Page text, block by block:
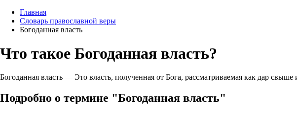
Главная
Словарь православной веры
Богоданная власть
Что такое Богоданная власть?
Богоданная власть — Это власть, полученная от Бога, рассматриваемая как дар
Подробно о термине "Богоданная власть"